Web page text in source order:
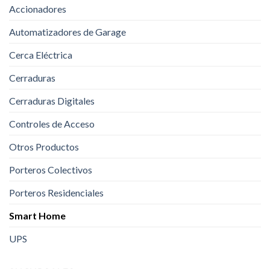
Accionadores
Automatizadores de Garage
Cerca Eléctrica
Cerraduras
Cerraduras Digitales
Controles de Acceso
Otros Productos
Porteros Colectivos
Porteros Residenciales
Smart Home
UPS